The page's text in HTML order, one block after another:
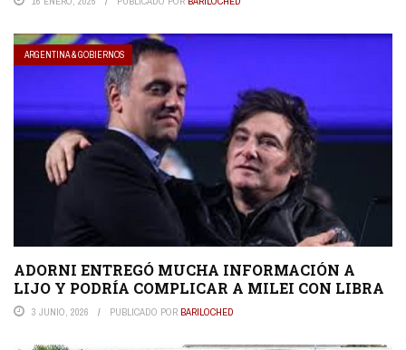
ARGENTINA & GOBIERNOS
ADORNI ENTREGÓ MUCHA INFORMACIÓN A
LIJO Y PODRÍA COMPLICAR A MILEI CON LIBRA
3 JUNIO, 2026 PUBLICADO POR BARILOCHED